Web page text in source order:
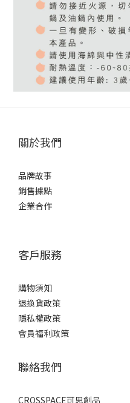
關於我們
品牌故事
銷售據點
企業合作
客戶服務
購物須知
退換貨政策
隱私權政策
會員福利政策
聯絡我們
CROSSPACE可思創品